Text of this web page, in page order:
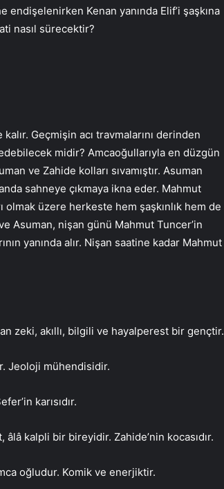
endişelenirken Kenan yanında Elif’i şaşkına
nasıl sürecektir?
Geçmişin acı travmalarını derinden
midir? Amcaoğullarıyla en düzgün
ve Zahide kolları sıvamıştır. Asuman
sahneye çıkmaya ikna eder. Mahmut
üzere herkeste hem şaşkınlık hem de
Asuman, nişan günü Mahmut Tuncer’in
yanında alır. Nişan saatine kadar Mahmut
zeki, akıllı, bilgili ve hayalperest bir gençtir.
Jeoloji mühendisidir.
karısıdır.
kalpli bir bireyidir. Zahide’nin kocasıdır.
oğludur. Komik ve enerjiktir.